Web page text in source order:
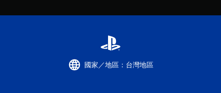
國家／地區：台灣地區